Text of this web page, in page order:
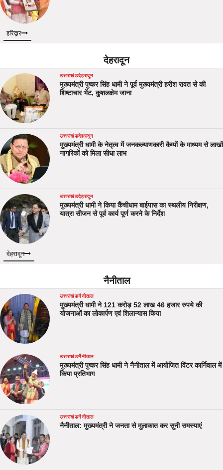
हरिद्वार
देहरादून
उत्तराखंडदेहरादून
मुख्यमंत्री पुष्कर सिंह धामी ने पूर्व मुख्यमंत्री हरीश रावत से की
शिष्टाचार भेंट, कुशलक्षेम जाना
उत्तराखंडदेहरादून
मुख्यमंत्री धामी के नेतृत्व में जनकल्याणकारी कैम्पों के माध्यम से लाखों
नागरिकों को मिला सीधा लाभ
उत्तराखंडदेहरादून
मुख्यमंत्री धामी ने किया कैंचीधाम बाईपास का स्थलीय निरीक्षण,
यात्रा सीजन से पूर्व कार्य पूर्ण करने के निर्देश
देहरादून
नैनीताल
उत्तराखंडनैनीताल
मुख्यमंत्री धामी ने 121 करोड़ 52 लाख 46 हजार रुपये की
योजनाओं का लोकार्पण एवं शिलान्यास किया
उत्तराखंडनैनीताल
मुख्यमंत्री पुष्कर सिंह धामी ने नैनीताल में आयोजित विंटर कार्निवाल में
किया प्रतिभाग
उत्तराखंडनैनीताल
नैनीताल: मुख्यमंत्री ने जनता से मुलाकात कर सुनी समस्याएं